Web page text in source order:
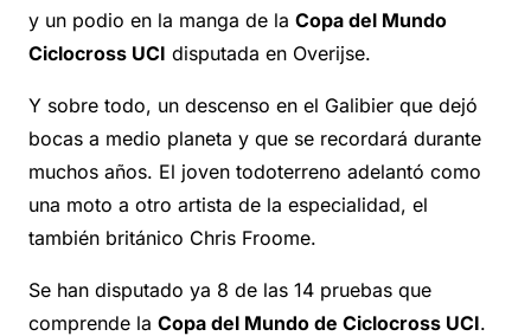
y un podio en la manga de la Copa del Mundo
Ciclocross UCI disputada en Overijse.
Y sobre todo, un descenso en el Galibier que dejó
bocas a medio planeta y que se recordará durante
muchos años. El joven todoterreno adelantó como
una moto a otro artista de la especialidad, el
también británico Chris Froome.
Se han disputado ya 8 de las 14 pruebas que
comprende la Copa del Mundo de Ciclocross UCI.